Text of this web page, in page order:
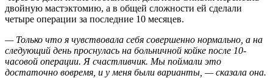
двойную мастэктомию, а в общей сложности ей сделали
четыре операции за последние 10 месяцев.
— Только что я чувствовала себя совершенно нормально, а на
следующий день проснулась на больничной койке после 10-
часовой операции. Я счастливчик. Мы поймали это
достаточно вовремя, и у меня были варианты, — сказала она.